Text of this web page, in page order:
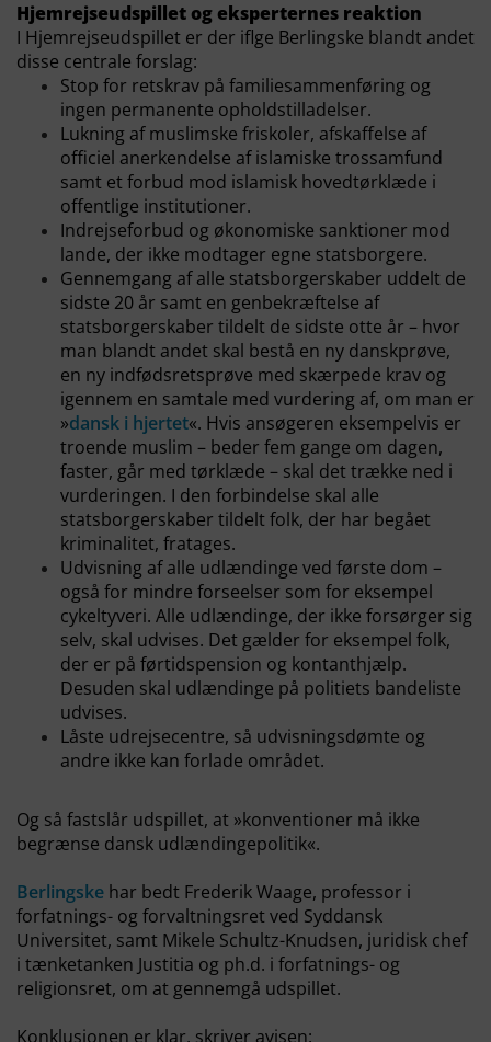
Hjemrejseudspillet og eksperternes reaktion
I Hjemrejseudspillet er der iflge Berlingske blandt andet
disse centrale forslag:
Stop for retskrav på familiesammenføring og
ingen permanente opholdstilladelser.
Lukning af muslimske friskoler, afskaffelse af
officiel anerkendelse af islamiske trossamfund
samt et forbud mod islamisk hovedtørklæde i
offentlige institutioner.
Indrejseforbud og økonomiske sanktioner mod
lande, der ikke modtager egne statsborgere.
Gennemgang af alle statsborgerskaber uddelt de
sidste 20 år samt en genbekræftelse af
statsborgerskaber tildelt de sidste otte år – hvor
man blandt andet skal bestå en ny danskprøve,
en ny indfødsretsprøve med skærpede krav og
igennem en samtale med vurdering af, om man er
»dansk i hjertet«. Hvis ansøgeren eksempelvis er
troende muslim – beder fem gange om dagen,
faster, går med tørklæde – skal det trække ned i
vurderingen. I den forbindelse skal alle
statsborgerskaber tildelt folk, der har begået
kriminalitet, fratages.
Udvisning af alle udlændinge ved første dom –
også for mindre forseelser som for eksempel
cykeltyveri. Alle udlændinge, der ikke forsørger sig
selv, skal udvises. Det gælder for eksempel folk,
der er på førtidspension og kontanthjælp.
Desuden skal udlændinge på politiets bandeliste
udvises.
Låste udrejsecentre, så udvisningsdømte og
andre ikke kan forlade området.
Og så fastslår udspillet, at »konventioner må ikke
begrænse dansk udlændingepolitik«.
Berlingske har bedt Frederik Waage, professor i
forfatnings- og forvaltningsret ved Syddansk
Universitet, samt Mikele Schultz-Knudsen, juridisk chef
i tænketanken Justitia og ph.d. i forfatnings- og
religionsret, om at gennemgå udspillet.
Konklusionen er klar, skriver avisen: